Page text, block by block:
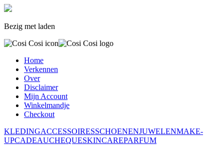
Bezig met laden
Home
Verkennen
Over
Disclaimer
Mijn Account
Winkelmandje
Checkout
KLEDINGACCESSOIRESSCHOENENJUWELENMAKE-
UPCADEAUCHEQUESKINCAREPARFUM